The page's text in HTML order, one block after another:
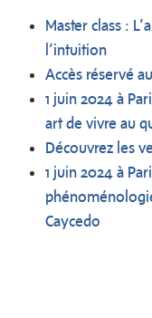
Master class :
l’intuition
Accès réservé
1 juin 2024 à
art de vivre au
Découvrez les
1 juin 2024 à
Caycedo